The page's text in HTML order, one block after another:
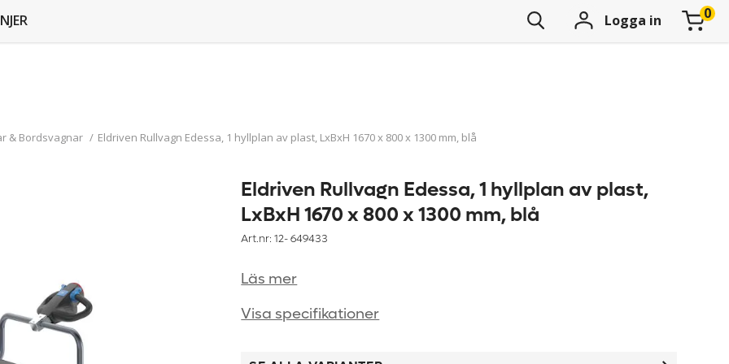
Logga in
& Bordsvagnar / Eldriven Rullvagn Edessa, 1 hyllplan av plast, LxBxH 1670 x 800 x 1300 mm, blå
Eldriven Rullvagn Edessa, 1 hyllplan av plast,
LxBxH 1670 x 800 x 1300 mm, blå
Art.nr: 12-649433
Läs mer
Visa specifikationer